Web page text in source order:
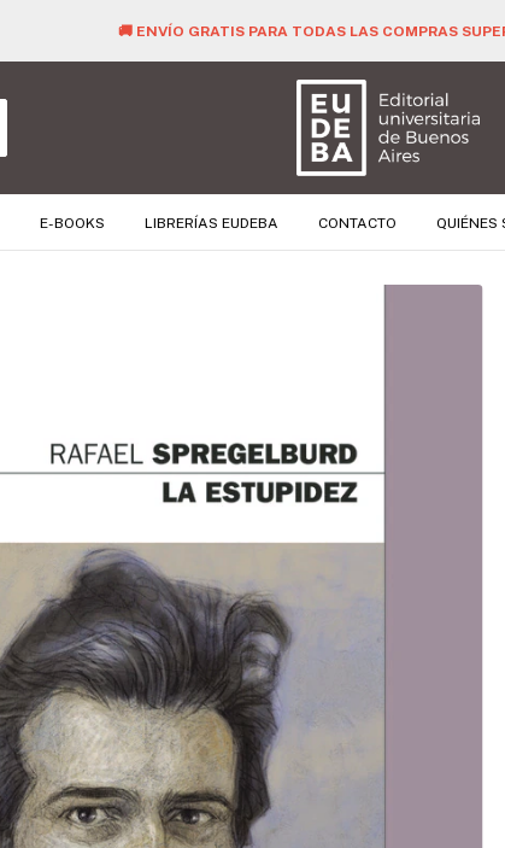
🚚 ENVÍO GRATIS PARA TODAS LAS COMPRAS
E-BOOKS LIBRERÍAS EUDEBA CONTACTO QUIÉNES